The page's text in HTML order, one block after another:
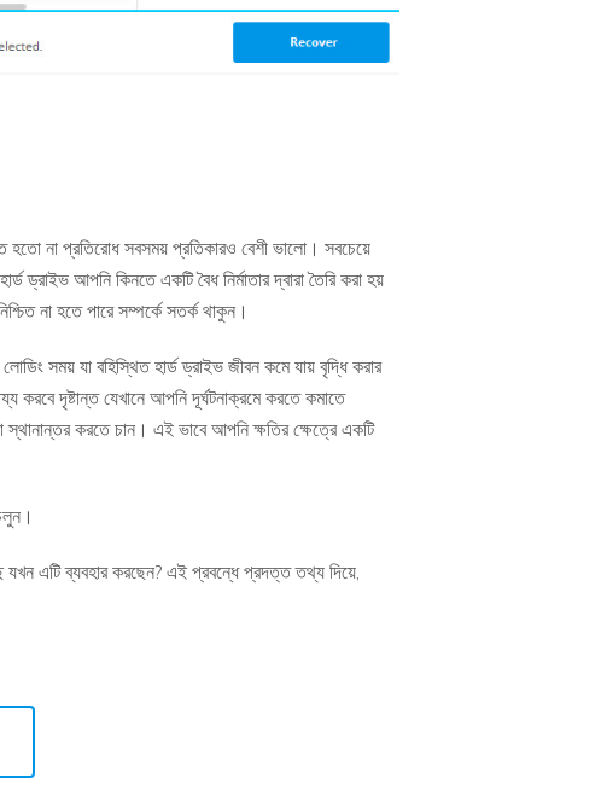
হতো না প্রতিরোধ সবসময় প্রতিকারও বেশী ভালো। সবচেয়ে
আপনি কিনতে একটি বৈধ নির্মাতার দ্বারা তৈরি করা হয়
না হতে পারে সম্পর্কে সতর্ক থাকুন।
সময় যা বহিস্থিত হার্ড ড্রাইভ জীবন কমে যায় বৃদ্ধি করার
দৃষ্টান্ত যেখানে আপনি দূর্ঘটনাক্রমে করতে কমাতে
স্থানান্তর করতে চান। এই ভাবে আপনি ক্ষতির ক্ষেত্রে একটি
যখন এটি ব্যবহার করছেন? এই প্রবন্ধে প্রদত্ত তথ্য দিয়ে,